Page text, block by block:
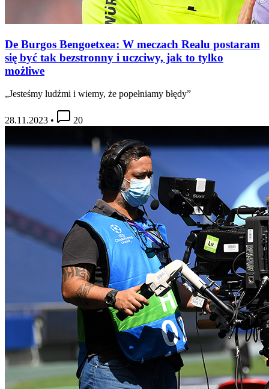
De Burgos Bengoetxea: W meczach Realu postaram
się być tak bezstronny i uczciwy, jak to tylko
możliwe
„Jesteśmy ludźmi i wiemy, że popełniamy błędy”
28.11.2023 • 20